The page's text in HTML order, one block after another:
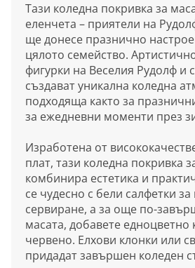
Тази коледна покривка за
еленчета – приятели на
ще донесе празнично
цялото семейство.
фигурки на Веселия Рудолф и
създават уникална коледна
подходяща както за
за ежедневни моменти през
Изработена от
плат, тази коледна покривка
комбинира естетика и
се чудесно с бели салфетки за
сервиране, а за още по-
масата, добавете едноцветно
червено. Елхови клонки или
придадат завършен коледен